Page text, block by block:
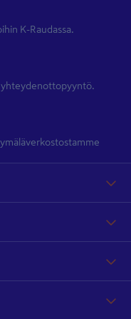
K-Raudassa.
yhteydenottopyyntö.